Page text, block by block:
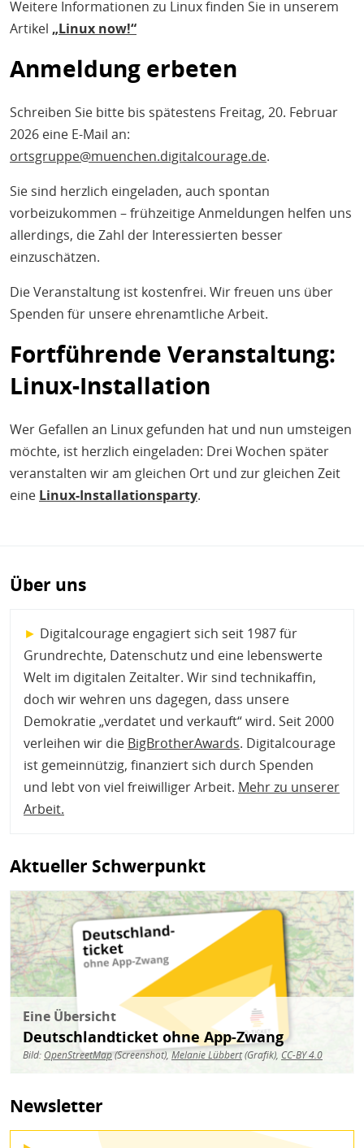
Weitere Informationen zu Linux finden Sie in unserem
Artikel „Linux now!“
Anmeldung erbeten
Schreiben Sie bitte bis spätestens Freitag, 20. Februar
2026 eine E-Mail an:
ortsgruppe@muenchen.digitalcourage.de.
Sie sind herzlich eingeladen, auch spontan
vorbeizukommen – frühzeitige Anmeldungen helfen uns
allerdings, die Zahl der Interessierten besser
einzuschätzen.
Die Veranstaltung ist kostenfrei. Wir freuen uns über
Spenden für unsere ehrenamtliche Arbeit.
Fortführende Veranstaltung:
Linux-Installation
Wer Gefallen an Linux gefunden hat und nun umsteigen
möchte, ist herzlich eingeladen: Drei Wochen später
veranstalten wir am gleichen Ort und zur gleichen Zeit
eine Linux-Installationsparty.
Über uns
► Digitalcourage engagiert sich seit 1987 für
Grundrechte, Datenschutz und eine lebenswerte
Welt im digitalen Zeitalter. Wir sind technikaffin,
doch wir wehren uns dagegen, dass unsere
Demokratie „verdatet und verkauft“ wird. Seit 2000
verleihen wir die BigBrotherAwards. Digitalcourage
ist gemeinnützig, finanziert sich durch Spenden
und lebt von viel freiwilliger Arbeit. Mehr zu unserer
Arbeit.
Aktueller Schwerpunkt
Bild
Eine Übersicht
Deutschlandticket ohne App-Zwang
Bild: OpenStreetMap(Screenshot),Melanie Lübbert(Grafik), CC-BY 4.0
Newsletter